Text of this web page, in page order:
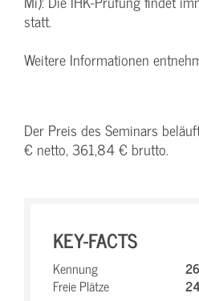
statt.
Weitere Informationen
Der Preis des Seminars
€ netto, 361,84 € brutto.
KEY-FACTS
Kennung
Freie Plätze